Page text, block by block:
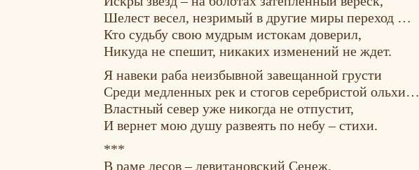
Шелест весел, незримый в другие миры переход …
Кто судьбу свою мудрым истокам доверил,
Никуда не спешит, никаких изменений не ждет.
Я навеки раба неизбывной завещанной грусти
Среди медленных рек и стогов серебристой ольхи…
Властный север уже никогда не отпустит,
И вернет мою душу развеять по небу – стихи.
***
В раме лесов – левитановский Сенеж,